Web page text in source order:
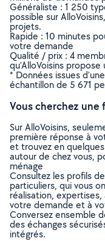
Généraliste : 1 250
possible sur
projets.
Rapide : 10 minutes
votre demande
Qualité / prix : 4
qu’AlloVoisins
* Données issues
échantillon de 5 671
Vous cherchez une
Sur AlloVoisins,
première réponse à
et trouvez en
autour de chez vous,
ménage
Consultez les profils
particuliers, qui vous
réalisation,
votre demande et à
Conversez ensemble
des échanges
intégrés.